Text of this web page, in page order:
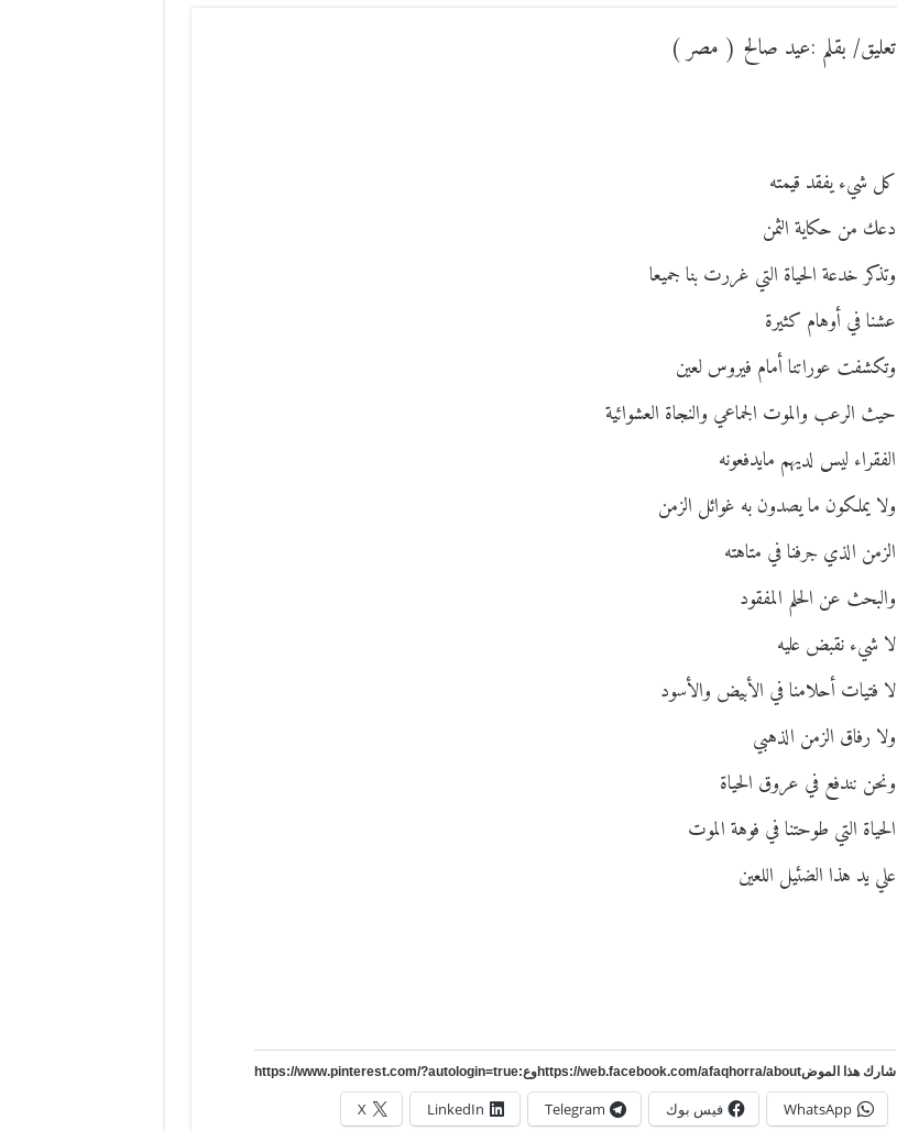
تعليق/ بقلم :عيد صالح ( مصر )
كل شيء يفقد قيمته
دعك من حكاية الثمن
وتذكر خدعة الحياة التي غررت بنا جميعا
عشنا في أوهام كثيرة
وتكشفت عوراتنا أمام فيروس لعين
حيث الرعب والموت الجماعي والنجاة العشوائية
الفقراء ليس لديهم مايدفعونه
ولا يملكون ما يصدون به غوائل الزمن
الزمن الذي جرفنا في متاهته
والبحث عن الحلم المفقود
لا شيء نقبض عليه
لا فتيات أحلامنا في الأبيض والأسود
ولا رفاق الزمن الذهبي
ونحن نندفع في عروق الحياة
الحياة التي طوحتنا في فوهة الموت
علي يد هذا الضئيل اللعين
شارك هذا الموضhttps://web.facebook.com/afaqhorra/aboutوع:https://www.pinterest.com/?autologin=true
WhatsApp فيس بوك Telegram
LinkedIn
X